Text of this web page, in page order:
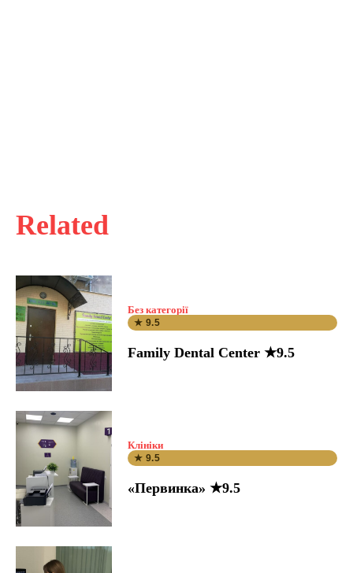
Related
Без категорії
★ 9.5
Family Dental Center ★9.5
Клініки
★ 9.5
«Первинка» ★9.5